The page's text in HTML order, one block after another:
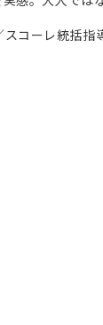
コーレ統括指